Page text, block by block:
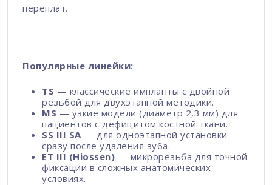
переплат.
Популярные линейки:
TS — классические импланты с двойной
резьбой для двухэтапной методики.
MS — узкие модели (диаметр 2,3 мм) для
пациентов с дефицитом костной ткани.
SS III SA — для одноэтапной установки
сразу после удаления зуба.
ET III (Hiossen) — микрорезьба для точной
фиксации в сложных анатомических
условиях.